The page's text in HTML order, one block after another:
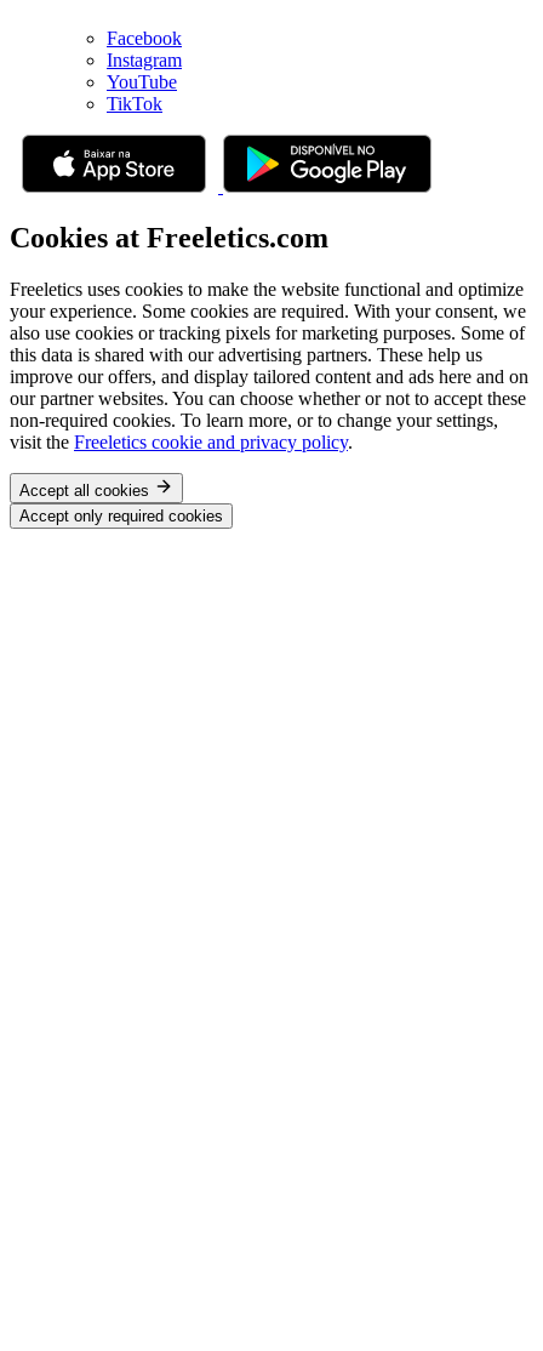
Facebook
Instagram
YouTube
TikTok
Cookies at Freeletics.com
Freeletics uses cookies to make the website functional and optimize
your experience. Some cookies are required. With your consent, we
also use cookies or tracking pixels for marketing purposes. Some of
this data is shared with our advertising partners. These help us
improve our offers, and display tailored content and ads here and on
our partner websites. You can choose whether or not to accept these
non-required cookies. To learn more, or to change your settings,
visit the Freeletics cookie and privacy policy.
Accept all cookies
Accept only required cookies